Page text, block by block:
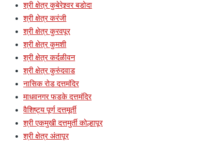
श्री क्षेत्र कुबेरेश्र्वर बडोदा
श्री क्षेत्र करंजी
श्री क्षेत्र कुरवपूर
श्री क्षेत्र कुमशी
श्री क्षेत्र कर्दळीवन
श्री क्षेत्र कुरुंदवाड
नासिक रोड दत्तमंदिर
माधवनगर फडके दत्तमंदिर
वैशिष्ट्य पूर्ण दत्तमूर्ती
श्री एकमुखी दत्तमुर्ती कोल्हापूर
श्री क्षेत्र अंतापूर